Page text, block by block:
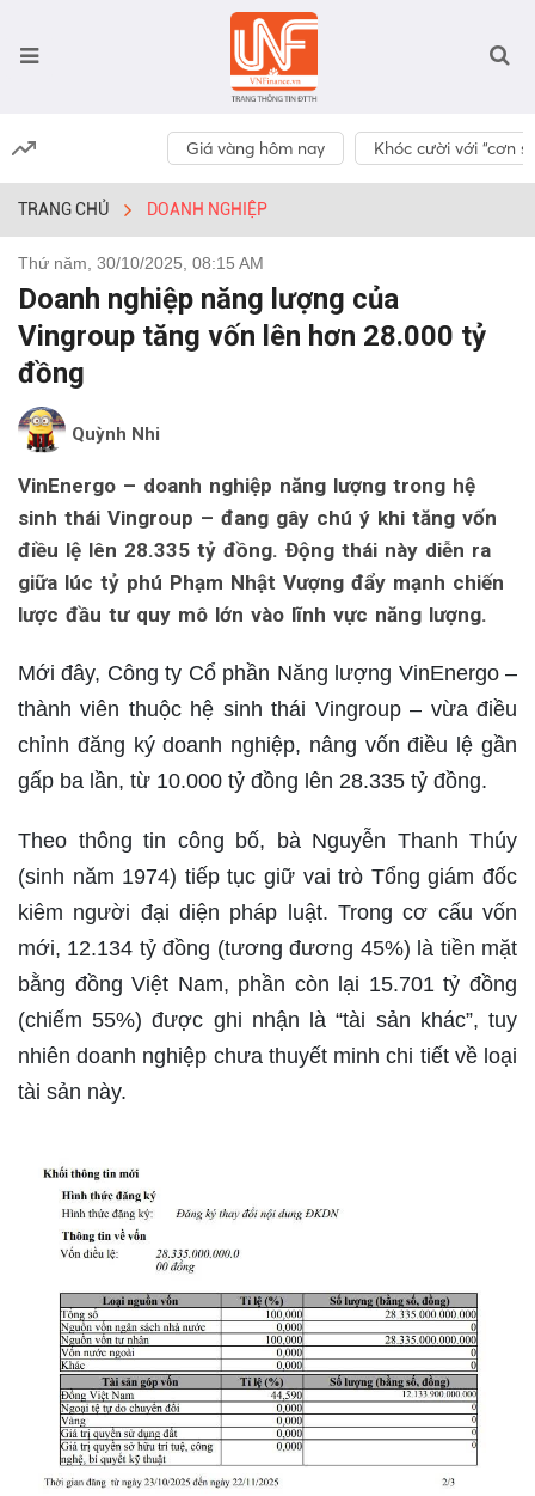
Giá vàng hôm nay Khóc cười với “cơn
TRANG CHỦ DOANH NGHIỆP
Thứ năm, 30/10/2025, 08:15 AM
Doanh nghiệp năng lượng của
Vingroup tăng vốn lên hơn 28.000 tỷ
đồng
Quỳnh Nhi
VinEnergo – doanh nghiệp năng lượng trong hệ
sinh thái Vingroup – đang gây chú ý khi tăng vốn
điều lệ lên 28.335 tỷ đồng. Động thái này diễn ra
giữa lúc tỷ phú Phạm Nhật Vượng đẩy mạnh chiến
lược đầu tư quy mô lớn vào lĩnh vực năng lượng.
Mới đây, Công ty Cổ phần Năng lượng VinEnergo –
thành viên thuộc hệ sinh thái Vingroup – vừa điều
chỉnh đăng ký doanh nghiệp, nâng vốn điều lệ gần
gấp ba lần, từ 10.000 tỷ đồng lên 28.335 tỷ đồng.
Theo thông tin công bố, bà Nguyễn Thanh Thúy
(sinh năm 1974) tiếp tục giữ vai trò Tổng giám đốc
kiêm người đại diện pháp luật. Trong cơ cấu vốn
mới, 12.134 tỷ đồng (tương đương 45%) là tiền mặt
bằng đồng Việt Nam, phần còn lại 15.701 tỷ đồng
(chiếm 55%) được ghi nhận là “tài sản khác”, tuy
nhiên doanh nghiệp chưa thuyết minh chi tiết về loại
tài sản này.